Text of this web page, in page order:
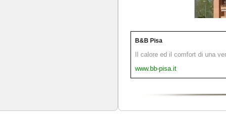
B&B Pisa
Il calore ed il comfort di una
www.bb-pisa.it